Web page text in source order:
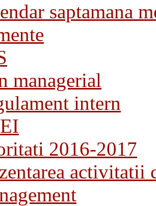
saptamana
managerial
intern
2016-2017
activitatii